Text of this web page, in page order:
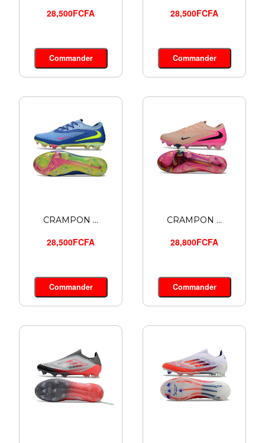
28,500FCFA
Commander
28,500FCFA
Commander
CRAMPON ...
28,500FCFA
Commander
CRAMPON ...
28,800FCFA
Commander